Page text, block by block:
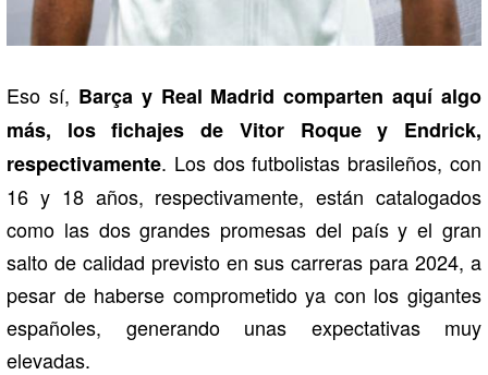
Eso sí, Barça y Real Madrid comparten aquí algo
más, los fichajes de Vitor Roque y Endrick,
respectivamente. Los dos futbolistas brasileños, con
16 y 18 años, respectivamente, están catalogados
como las dos grandes promesas del país y el gran
salto de calidad previsto en sus carreras para 2024, a
pesar de haberse comprometido ya con los gigantes
españoles, generando unas expectativas muy
elevadas.